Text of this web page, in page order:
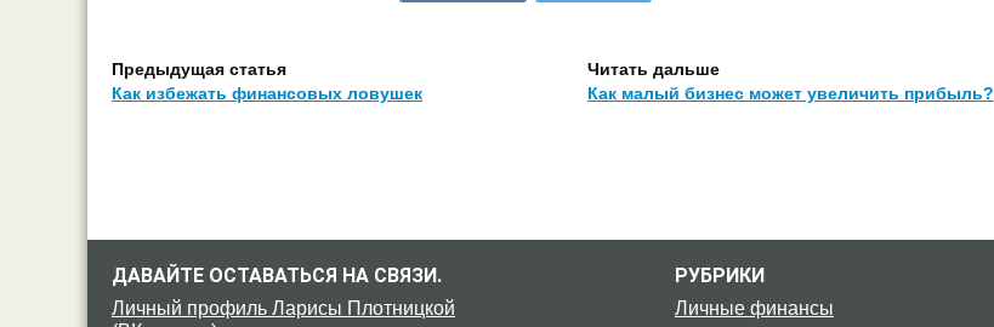
Предыдущая статья
Как избежать финансовых ловушек
Читать дальше
Как малый бизнес может увеличить прибыль?
ДАВАЙТЕ ОСТАВАТЬСЯ НА СВЯЗИ.
Личный профиль Ларисы Плотницкой
РУБРИКИ
Личные финансы